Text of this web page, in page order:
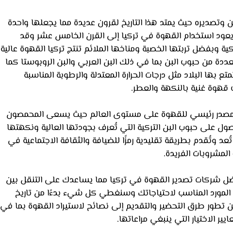
وتصديره حيث يمتد هذا التاريخ لقرون عديدة مما يجعلها واحدة
استخدام القهوة في تركيا إلى القرن الخامس عشر وقد
وبفضل تربتها الخصبة ومناخها الملائم تنتج تركيا القهوة عالية
من حبوب البن بما في ذلك البن العربي والبن الروبوستا كما
بها البلاد مثل درجات الحرارة المعتدلة والرطوبة المناسبة
غنية بالنكهة والعطر.
كمصدر رئيسي للقهوة على مستوى العالم حيث يسعى المحمصون
على حبوب البن التركية التي تُعرف بجودتها العالية ونكهتها
تُعد وتُقدم بطريقة تقليدية رمزًا للضيافة والثقافة الاجتماعية في
الفريدة.
شركات تصدير القهوة في تركيا مما يساعدك على التنقل بين
المورد المناسب لاحتياجاتك وسنغطي كل شيء بدءًا من تاريخ
طرق التحضير والتقديم إلى نصائح لاستيراد القهوة بما في
الاختيار التي ينبغي مراعاتها.